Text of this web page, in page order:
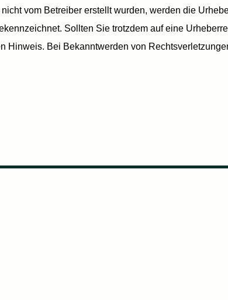
vom Betreiber erstellt wurden, werden die
Sollten Sie trotzdem auf eine
Hinweis. Bei Bekanntwerden von